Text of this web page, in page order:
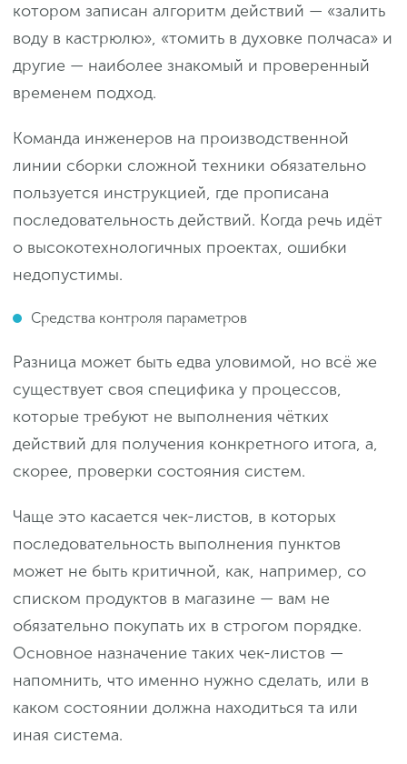
котором записан алгоритм действий — «залить
воду в кастрюлю», «томить в духовке полчаса» и
другие — наиболее знакомый и проверенный
временем подход.
Команда инженеров на производственной
линии сборки сложной техники обязательно
пользуется инструкцией, где прописана
последовательность действий. Когда речь идёт
о высокотехнологичных проектах, ошибки
недопустимы.
Средства контроля параметров
Разница может быть едва уловимой, но всё же
существует своя специфика у процессов,
которые требуют не выполнения чётких
действий для получения конкретного итога, а,
скорее, проверки состояния систем.
Чаще это касается чек-листов, в которых
последовательность выполнения пунктов
может не быть критичной, как, например, со
списком продуктов в магазине — вам не
обязательно покупать их в строгом порядке.
Основное назначение таких чек-листов —
напомнить, что именно нужно сделать, или в
каком состоянии должна находиться та или
иная система.